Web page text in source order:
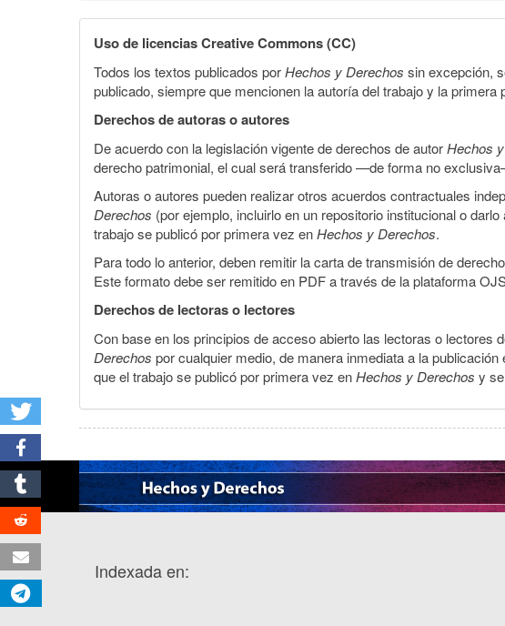
Uso de licencias Creative Commons (CC)
Todos los textos publicados porHechos y Derechos sin excepción,
publicado, siempre que mencionen la autoría del trabajo y la
Derechos de autoras o autores
De acuerdo con la legislación vigente de derechos de autorHechos
derecho patrimonial, el cual será transferido —de forma no
Autoras o autores pueden realizar otros acuerdos contractuales
Derechos (por ejemplo, incluirlo en un repositorio institucional o
trabajo se publicó por primera vez enHechos y Derechos.
Para todo lo anterior, deben remitir la carta de transmisión de
Este formato debe ser remitido en PDF a través de la plataforma
Derechos de lectoras o lectores
Con base en los principios de acceso abierto las lectoras o lectores
Derechos por cualquier medio, de manera inmediata a la
que el trabajo se publicó por primera vez enHechos y Derechos y
Indexada en: